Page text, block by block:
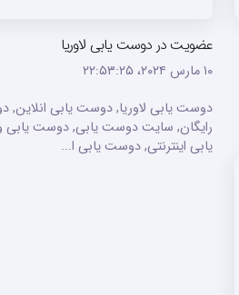
عضویت در دوست یابی لاوریا
۱۰ مارس ۲۰۲۴،‏ ۲۲:۵۳:۲۵
دوست یابی لاوریا, دوست یابی
رایگان, سایت دوست یابی, دوست یابی
یابی اینترنتی, دوست یابی ا...